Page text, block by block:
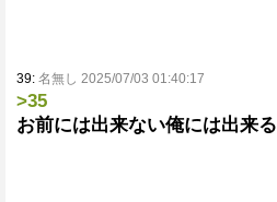
39: 名無し 2025/07/03 01:40:17
>35
お前には出来ない俺には出来る